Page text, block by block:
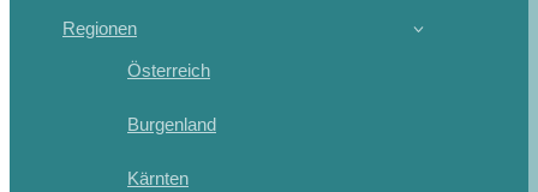
Regionen
Österreich
Burgenland
Kärnten